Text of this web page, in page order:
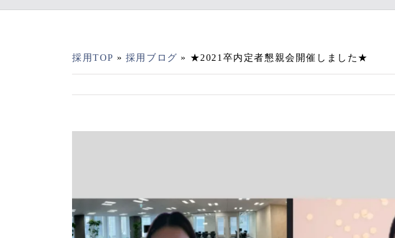
採用TOP » 採用ブログ » ★2021卒内定者懇親会開催しました★